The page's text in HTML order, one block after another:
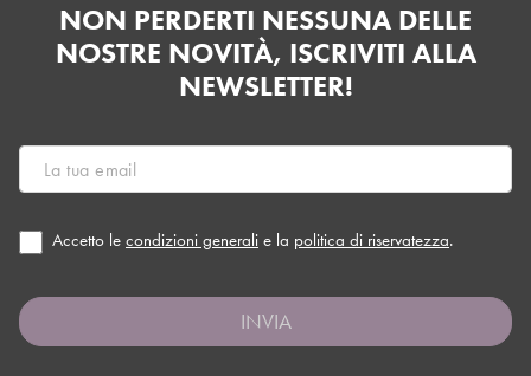
NON PERDERTI NESSUNA DELLE
NOSTRE NOVITÀ, ISCRIVITI ALLA
NEWSLETTER!
Accetto le condizioni generali e la politica di riservatezza.
INVIA